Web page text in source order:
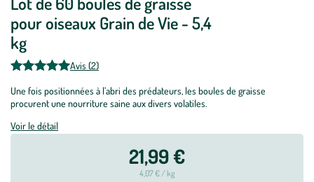
pour oiseaux Grain de Vie - 5,4
kg
Avis (2)
Une fois positionnées à l’abri des prédateurs, les boules de graisse
procurent une nourriture saine aux divers volatiles.
Voir le détail
21,99 €
4,07 € / kg